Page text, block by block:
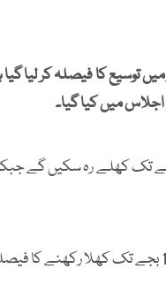
میں توسیع کا فیصلہ کر لیا
میں کیا گیا۔